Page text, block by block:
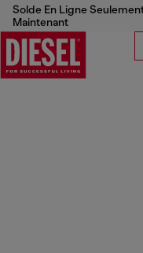
Solde En Ligne
Maintenant